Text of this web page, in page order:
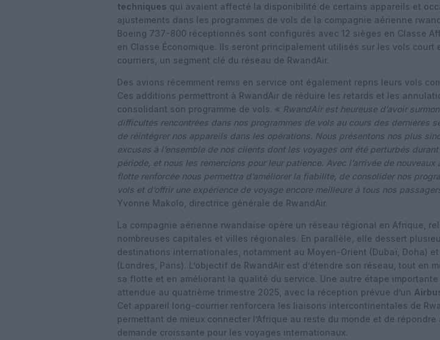
techniques qui avaient affecté la disponibilité de certains appareils et
ajustements dans les programmes de vols de la compagnie aérienne
Boeing 737-800 réceptionnés sont configurés avec 12 sièges en Classe
en Classe Économique. Ils seront principalement utilisés sur les vols court
courriers, un segment clé du réseau de RwandAir.
Des avions récemment remis en service ont également repris leurs vols
Ces additions permettront à RwandAir de réduire les retards et les
consolidant son programme de vols. « RwandAir est heureuse d’avoir
difficultés rencontrées dans nos programmes de vols au cours des dernières
de réintégrer nos appareils dans les opérations. Nous présentons nos plus
excuses à l’ensemble de nos clients dont les voyages ont été perturbés
période, et nous les remercions pour leur patience. Avec l’arrivée de nouveaux
flotte renforcée nous permettra d’améliorer la fiabilité, de consolider nos
vols et d’offrir une expérience de voyage encore meilleure à tous nos
Yvonne Makolo, directrice générale de RwandAir.
La compagnie aérienne rwandaise opère un réseau régional en Afrique,
nombreuses capitales et villes régionales. En parallèle, elle dessert
destinations internationales, notamment au Moyen-Orient (Dubaï, Doha) et
(Londres, Paris). L’objectif de RwandAir est d’étendre son réseau, tout en
sa flotte et en améliorant la qualité du service. Une autre étape importante
attendue au quatrième trimestre 2025, avec la réception prévue d’un
Cet appareil long-courrier renforcera les liaisons intercontinentales de
permettant de mieux connecter l’Afrique au reste du monde et de répondre
demande croissante pour les voyages internationaux.